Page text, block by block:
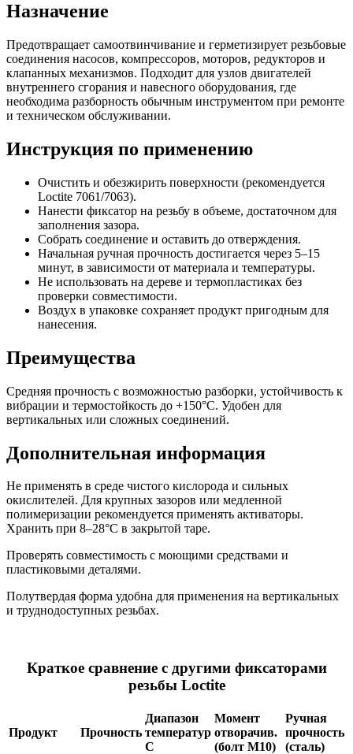
Назначение
Предотвращает самоотвинчивание и герметизирует резьбовые
соединения насосов, компрессоров, моторов, редукторов и
клапанных механизмов. Подходит для узлов двигателей
внутреннего сгорания и навесного оборудования, где
необходима разборность обычным инструментом при ремонте
и техническом обслуживании.
Инструкция по применению
Очистить и обезжирить поверхности (рекомендуется
Loctite 7061/7063).
Нанести фиксатор на резьбу в объеме, достаточном для
заполнения зазора.
Собрать соединение и оставить до отверждения.
Начальная ручная прочность достигается через 5–15
минут, в зависимости от материала и температуры.
Не использовать на дереве и термопластиках без
проверки совместимости.
Воздух в упаковке сохраняет продукт пригодным для
нанесения.
Преимущества
Средняя прочность с возможностью разборки, устойчивость к
вибрации и термостойкость до +150°C. Удобен для
вертикальных или сложных соединений.
Дополнительная информация
Не применять в среде чистого кислорода и сильных
окислителей. Для крупных зазоров или медленной
полимеризации рекомендуется применять активаторы.
Хранить при 8–28°C в закрытой таре.
Проверять совместимость с моющими средствами и
пластиковыми деталями.
Полутвердая форма удобна для применения на вертикальных
и труднодоступных резьбах.
Краткое сравнение с другими фиксаторами
резьбы Loctite
Продукт Прочность
Диапазон
температур
С
Момент
отворачив.
(болт М10)
Ручная
прочность
(сталь)